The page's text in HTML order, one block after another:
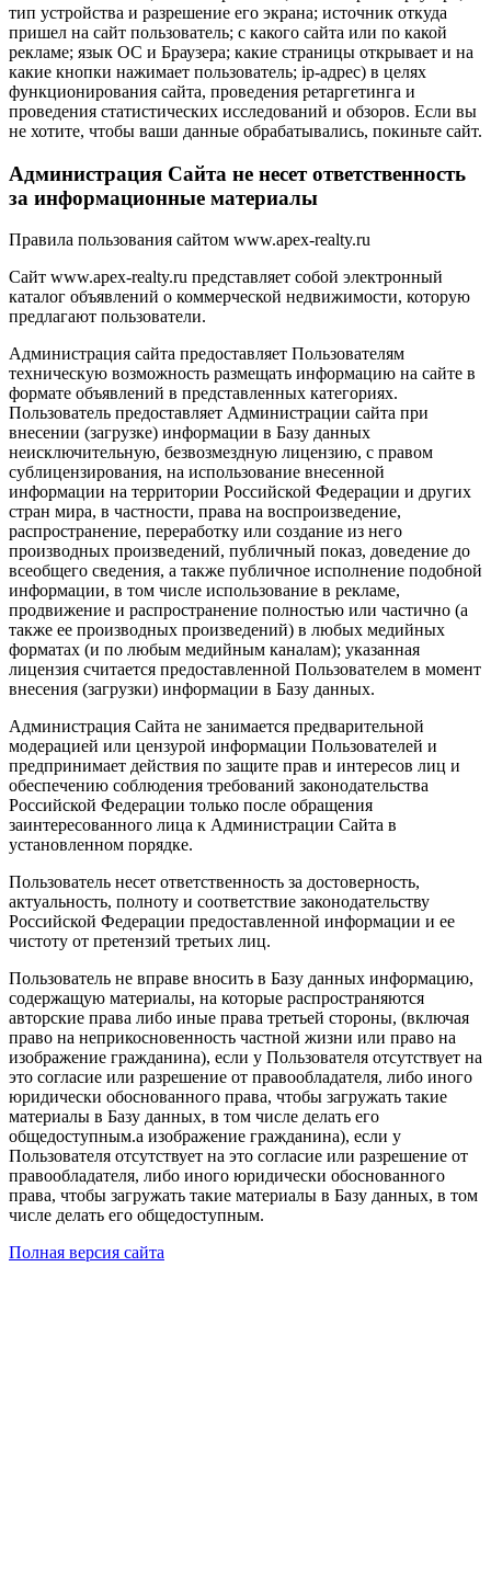
тип устройства и разрешение его экрана; источник откуда
пришел на сайт пользователь; с какого сайта или по какой
рекламе; язык ОС и Браузера; какие страницы открывает и на
какие кнопки нажимает пользователь; ip-адрес) в целях
функционирования сайта, проведения ретаргетинга и
проведения статистических исследований и обзоров. Если вы
не хотите, чтобы ваши данные обрабатывались, покиньте сайт.
Администрация Сайта не несет ответственность
за информационные материалы
Правила пользования сайтом www.apex-realty.ru
Сайт www.apex-realty.ru представляет собой электронный
каталог объявлений о коммерческой недвижимости, которую
предлагают пользователи.
Администрация сайта предоставляет Пользователям
техническую возможность размещать информацию на сайте в
формате объявлений в представленных категориях.
Пользователь предоставляет Администрации сайта при
внесении (загрузке) информации в Базу данных
неисключительную, безвозмездную лицензию, с правом
сублицензирования, на использование внесенной
информации на территории Российской Федерации и других
стран мира, в частности, права на воспроизведение,
распространение, переработку или создание из него
производных произведений, публичный показ, доведение до
всеобщего сведения, а также публичное исполнение подобной
информации, в том числе использование в рекламе,
продвижение и распространение полностью или частично (а
также ее производных произведений) в любых медийных
форматах (и по любым медийным каналам); указанная
лицензия считается предоставленной Пользователем в момент
внесения (загрузки) информации в Базу данных.
Администрация Сайта не занимается предварительной
модерацией или цензурой информации Пользователей и
предпринимает действия по защите прав и интересов лиц и
обеспечению соблюдения требований законодательства
Российской Федерации только после обращения
заинтересованного лица к Администрации Сайта в
установленном порядке.
Пользователь несет ответственность за достоверность,
актуальность, полноту и соответствие законодательству
Российской Федерации предоставленной информации и ее
чистоту от претензий третьих лиц.
Пользователь не вправе вносить в Базу данных информацию,
содержащую материалы, на которые распространяются
авторские права либо иные права третьей стороны, (включая
право на неприкосновенность частной жизни или право на
изображение гражданина), если у Пользователя отсутствует на
это согласие или разрешение от правообладателя, либо иного
юридически обоснованного права, чтобы загружать такие
материалы в Базу данных, в том числе делать его
общедоступным.а изображение гражданина), если у
Пользователя отсутствует на это согласие или разрешение от
правообладателя, либо иного юридически обоснованного
права, чтобы загружать такие материалы в Базу данных, в том
числе делать его общедоступным.
Полная версия сайта